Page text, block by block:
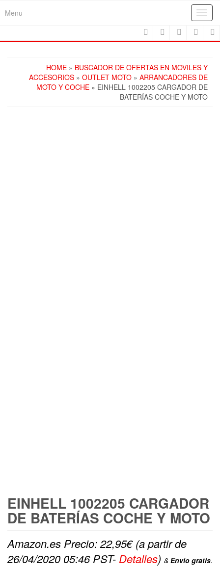
Menu
HOME » BUSCADOR DE OFERTAS EN MOVILES Y
ACCESORIOS » OUTLET MOTO » ARRANCADORES DE
MOTO Y COCHE » EINHELL 1002205 CARGADOR DE
BATERÍAS COCHE Y MOTO
EINHELL 1002205 CARGADOR
DE BATERÍAS COCHE Y MOTO
Amazon.es Precio:22,95€(a partir de
26/04/2020 05:46 PST- Detalles) & Envío gratis.